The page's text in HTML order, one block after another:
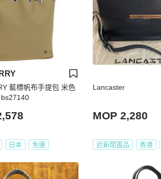
藍標帆布手提包 米色
日本 免運
Lancaster
MOP 2,280
近新閒置品 香港